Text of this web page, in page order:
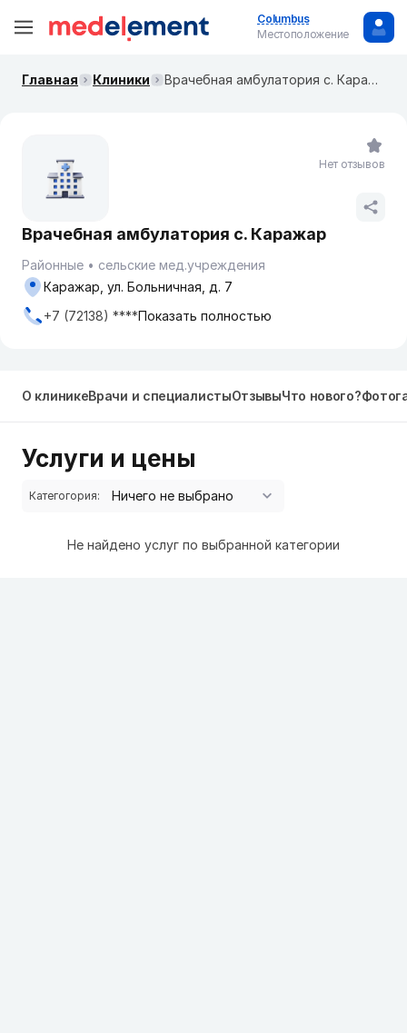
Columbus
Местоположение
Главная Клиники Врачебная амбулатория с. Каражар
Врачебная амбулатория с. Каражар
Районные
сельские мед.учреждения
Каражар, ул. Больничная, д. 7
+7 (72138) ****Показать полностью
Нет отзывов
О клиникеВрачи и специалистыОтзывыЧто нового?
Услуги и цены
Категогория:
Не найдено услуг по выбранной категории